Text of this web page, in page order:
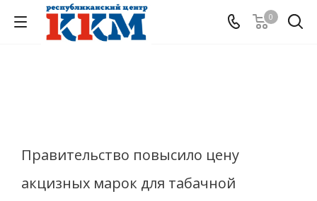
0
Правительство повысило цену
акцизных марок для табачной